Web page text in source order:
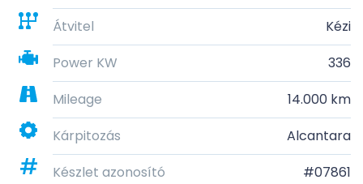
Átvitel
Kézi
Power KW
336
Mileage
14.000 km
Kárpitozás
Alcantara
Készlet azonosító
#07861